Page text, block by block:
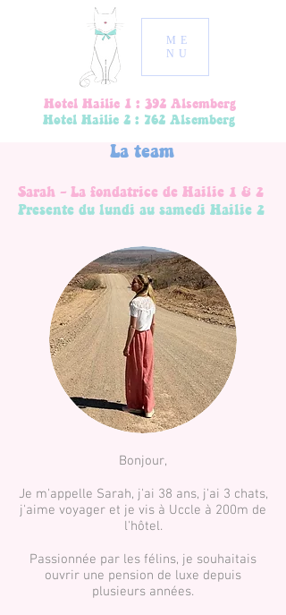
ME
NU
Hotel Hailie 1 : 392 Alsemberg
Hotel Hailie 2 : 762 Alsemberg
La team
Sarah - La fondatrice de Hailie 1 & 2
Presente du lundi au samedi Hailie 2
Bonjour,
Je m'appelle Sarah, j'ai 38 ans, j'ai 3 chats,
j'aime voyager et je vis à Uccle à 200m de
l'hôtel.
Passionnée par les félins, je souhaitais
ouvrir une pension de luxe depuis
plusieurs années.